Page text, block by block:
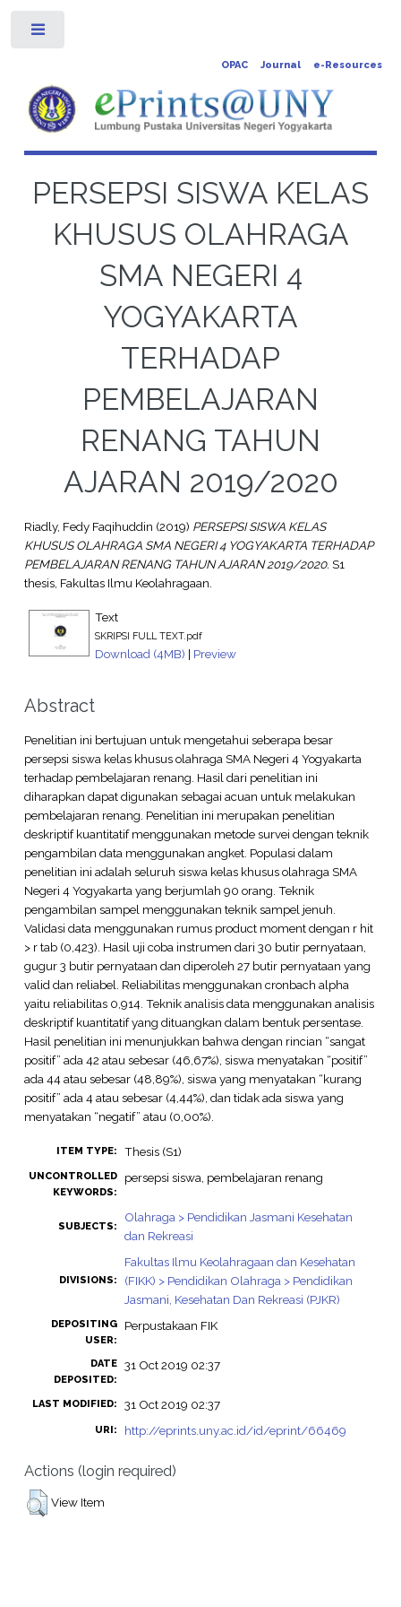
OPAC Journal e-Resources
PERSEPSI SISWA KELAS
KHUSUS OLAHRAGA
SMA NEGERI 4
YOGYAKARTA
TERHADAP
PEMBELAJARAN
RENANG TAHUN
AJARAN 2019/2020
Riadly, Fedy Faqihuddin (2019) PERSEPSI SISWA KELAS
KHUSUS OLAHRAGA SMA NEGERI 4 YOGYAKARTA TERHADAP
PEMBELAJARAN RENANG TAHUN AJARAN 2019/2020. S1
thesis, Fakultas Ilmu Keolahragaan.
Text
SKRIPSI FULL TEXT.pdf
Download (4MB) | Preview
Abstract
Penelitian ini bertujuan untuk mengetahui seberapa besar
persepsi siswa kelas khusus olahraga SMA Negeri 4 Yogyakarta
terhadap pembelajaran renang. Hasil dari penelitian ini
diharapkan dapat digunakan sebagai acuan untuk melakukan
pembelajaran renang. Penelitian ini merupakan penelitian
deskriptif kuantitatif menggunakan metode survei dengan teknik
pengambilan data menggunakan angket. Populasi dalam
penelitian ini adalah seluruh siswa kelas khusus olahraga SMA
Negeri 4 Yogyakarta yang berjumlah 90 orang. Teknik
pengambilan sampel menggunakan teknik sampel jenuh.
Validasi data menggunakan rumus product moment dengan r hit
> r tab (0,423). Hasil uji coba instrumen dari 30 butir pernyataan,
gugur 3 butir pernyataan dan diperoleh 27 butir pernyataan yang
valid dan reliabel. Reliabilitas menggunakan cronbach alpha
yaitu reliabilitas 0,914. Teknik analisis data menggunakan analisis
deskriptif kuantitatif yang dituangkan dalam bentuk persentase.
Hasil penelitian ini menunjukkan bahwa dengan rincian “sangat
positif” ada 42 atau sebesar (46,67%), siswa menyatakan “positif”
ada 44 atau sebesar (48,89%), siswa yang menyatakan “kurang
positif” ada 4 atau sebesar (4,44%), dan tidak ada siswa yang
menyatakan “negatif” atau (0,00%).
ITEM TYPE: Thesis (S1)
UNCONTROLLED
KEYWORDS:
persepsi siswa, pembelajaran renang
SUBJECTS:
Olahraga > Pendidikan Jasmani Kesehatan
dan Rekreasi
DIVISIONS:
Fakultas Ilmu Keolahragaan dan Kesehatan
(FIKK) > Pendidikan Olahraga > Pendidikan
Jasmani, Kesehatan Dan Rekreasi (PJKR)
DEPOSITING
USER:
Perpustakaan FIK
DATE
DEPOSITED:
31 Oct 2019 02:37
LAST MODIFIED: 31 Oct 2019 02:37
URI: http://eprints.uny.ac.id/id/eprint/66469
Actions (login required)
View Item